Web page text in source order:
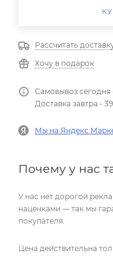
Рассчитать
Хочу в подарок
Самовывоз сегодня
Доставка завтра -
Мы на
Почему у нас
У нас нет дорогой
наценками — так мы
покупателя.
Цена действительна